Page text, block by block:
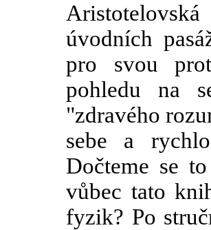
úvodních
pro svou
pohledu na
"zdravého
sebe a
Dočteme se
vůbec tato
fyzik? Po